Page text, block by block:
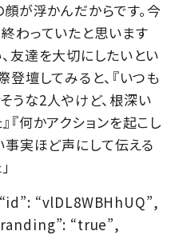
が浮かんだからです。今
わっていたと思います
友達を大切にしたいとい
登壇してみると、『いつも
うな2人やけど、根深い
『何かアクションを起こし
事実ほど声にして伝える
“vlDL8WBHhUQ”,
“true”,